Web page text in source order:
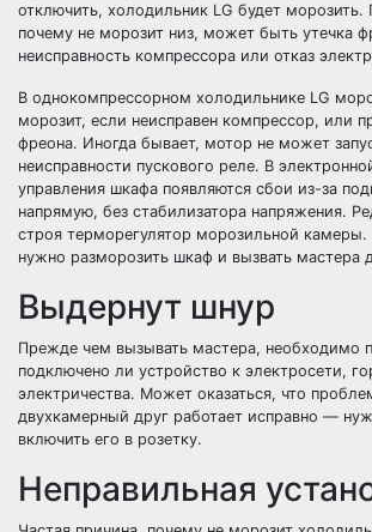
отключить, холодильник LG будет морозить.
почему не морозит низ, может быть утечка
неисправность компрессора или отказ
В однокомпрессорном холодильнике LG
морозит, если неисправен компрессор, или
фреона. Иногда бывает, мотор не может
неисправности пускового реле. В
управления шкафа появляются сбои из-за
напрямую, без стабилизатора напряжения.
строя терморегулятор морозильной
нужно разморозить шкаф и вызвать мастера
Выдернут шнур
Прежде чем вызывать мастера, необходимо
подключено ли устройство к электросети,
электричества. Может оказаться, что
двухкамерный друг работает исправно —
включить его в розетку.
Неправильная